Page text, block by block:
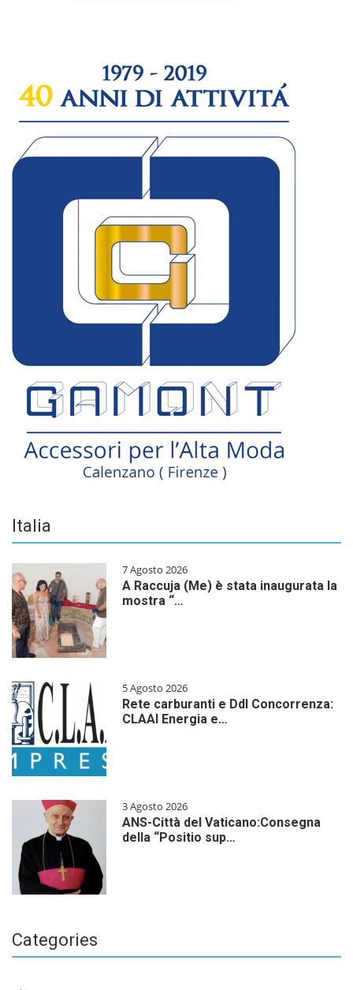
Italia
7 Agosto 2026
A Raccuja (Me) è stata inaugurata la
mostra “…
5 Agosto 2026
Rete carburanti e Ddl Concorrenza:
CLAAI Energia e…
3 Agosto 2026
ANS-Città del Vaticano:Consegna
della “Positio sup…
Categories